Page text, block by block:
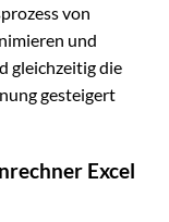
von
und
gleichzeitig die
gesteigert
Excel